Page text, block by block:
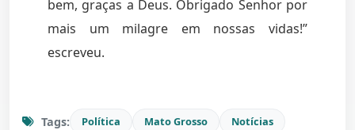
bem, graças a Deus. Obrigado Senhor por
mais um milagre em nossas vidas!”
escreveu.
Tags: Política Mato Grosso Notícias